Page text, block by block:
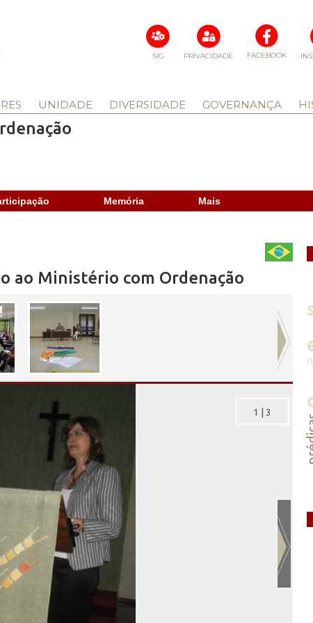
FACEBOOK
PRIVACIDADE
SIG
UNIDADE DIVERSIDADE GOVERNANÇA
Memória Mais
ao Ministério com Ordenação
1 3